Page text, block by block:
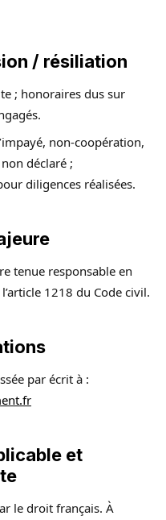
/ résiliation
; honoraires dus sur
non-coopération,
déclaré ;
diligences réalisées.
tenue responsable en
1218 du Code civil.
par écrit à :
et
le droit français. À